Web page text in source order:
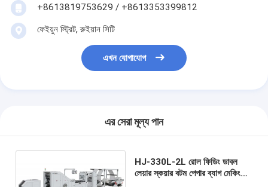
+8613819753629 / +8613353399812
ফেইয়ুন স্ট্রিট, রুইয়ান সিটি
এখন যোগাযোগ
এর সেরা মূল্য পান
HJ-330L-2L রোল ফিডিং ডাবল
লেয়ার স্কয়ার বটম পেপার ব্যাগ মেকিং